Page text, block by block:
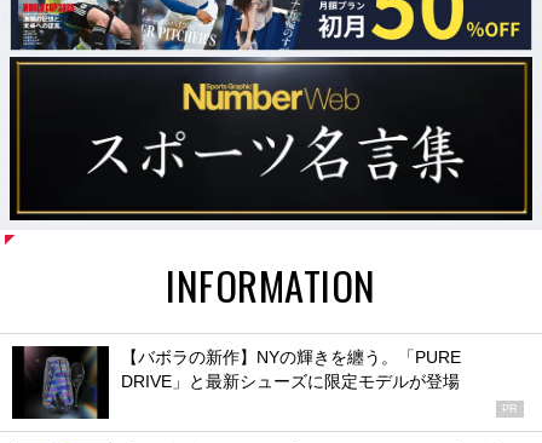
INFORMATION
【バボラの新作】NYの輝きを纏う。「PURE
DRIVE」と最新シューズに限定モデルが登場
PR